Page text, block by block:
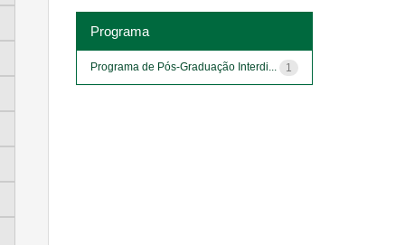
Programa
1
Programa de Pós-Graduação Interdi...